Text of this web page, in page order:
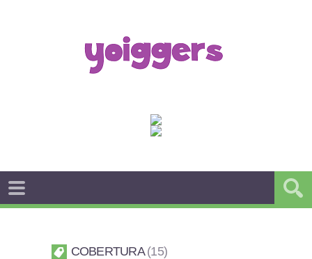
COBERTURA 15